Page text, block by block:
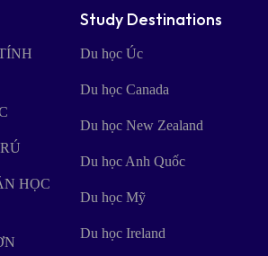
appointment
HỌC
Study Destinations
Du học Úc
Du học Canada
Du học New Zealand
Du học Anh Quốc
Du học Mỹ
Du học Ireland